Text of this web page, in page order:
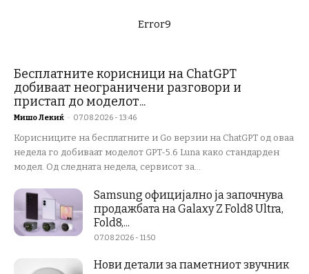
Error9
Бесплатните корисници на ChatGPT
добиваат неограничени разговори и
пристап до моделот...
Мишо Лекиќ - 07.08.2026 - 13:46
Корисниците на бесплатните и Go верзии на ChatGPT од оваа
недела го добиваат моделот GPT-5.6 Luna како стандарден
модел. Од следната недела, сервисот за...
Samsung официјално ја започнува
продажбата на Galaxy Z Fold8 Ultra,
Fold8,...
07.08.2026 - 11:50
Нови детали за паметниот звучник